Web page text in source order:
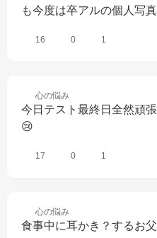
も今度は卒アルの個人写
16 0 1
心の悩み
今日テスト最終日全然頑
😢
17 0 1
心の悩み
食事中に耳かき？するお